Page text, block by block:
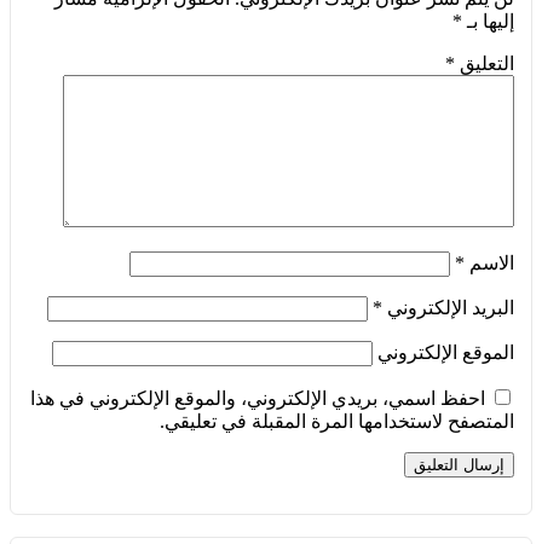
إليها بـ *
التعليق *
الاسم *
البريد الإلكتروني *
الموقع الإلكتروني
احفظ اسمي، بريدي الإلكتروني، والموقع الإلكتروني في هذا
المتصفح لاستخدامها المرة المقبلة في تعليقي.